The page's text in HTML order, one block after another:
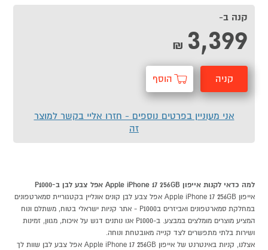
קנה ב-
3,399
₪
קניה הוסף
אני מעוניין בפרטים נוספים - חזרו אליי בקשר למוצר
זה
למה כדאי לקנות אייפון Apple iPhone 17 256GB אפל צבע לבן ב-P1000
אייפון Apple iPhone 17 256GB אפל צבע לבן קונים אונליין בקטגוריית סמארטפונים
במחלקת סמארטפונים ואביזרים בP1000 - אתר קניות ישראלי בטוח, משתלם ונוח
המציע מוצרים מומלצים במבצע. ב-P1000 אנו נותנים דגש על איכות, מגוון, זמינות
ושירות בלתי מתפשרים לצד קנייה מאובטחת ונוחה.
אצלנו, קניות באינטרנט של אייפון Apple iPhone 17 256GB אפל צבע לבן שוות לך